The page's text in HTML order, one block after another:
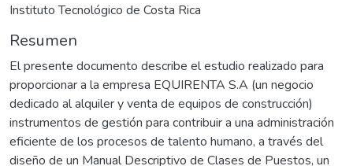
Instituto Tecnológico de Costa Rica
Resumen
El presente documento describe el estudio realizado para
proporcionar a la empresa EQUIRENTA S.A (un negocio
dedicado al alquiler y venta de equipos de construcción)
instrumentos de gestión para contribuir a una administración
eficiente de los procesos de talento humano, a través del
diseño de un Manual Descriptivo de Clases de Puestos, un